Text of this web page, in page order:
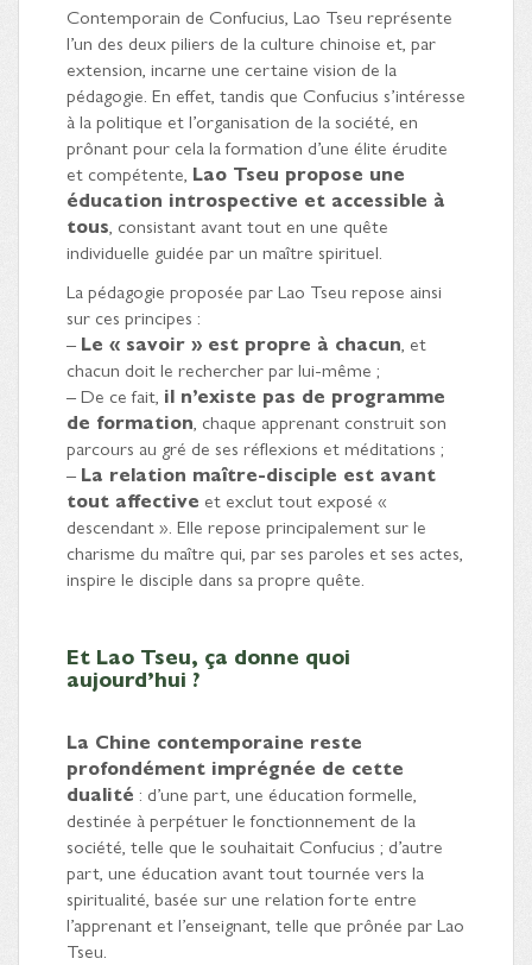
Contemporain de Confucius, Lao Tseu représente
l’un des deux piliers de la culture chinoise et, par
extension, incarne une certaine vision de la
pédagogie. En effet, tandis que Confucius s’intéresse
à la politique et l’organisation de la société, en
prônant pour cela la formation d’une élite érudite
et compétente, Lao Tseu propose une
éducation introspective et accessible à
tous , consistant avant tout en une quête
individuelle guidée par un maître spirituel.
La pédagogie proposée par Lao Tseu repose ainsi
sur ces principes :
– Le « savoir » est propre à chacun , et
chacun doit le rechercher par lui-même ;
– De ce fait, il n’existe pas de programme
de formation , chaque apprenant construit son
parcours au gré de ses réflexions et méditations ;
– La relation maître-disciple est avant
tout affective et exclut tout exposé «
descendant ». Elle repose principalement sur le
charisme du maître qui, par ses paroles et ses actes,
inspire le disciple dans sa propre quête.
Et Lao Tseu, ça donne quoi
aujourd’hui ?
La Chine contemporaine reste
profondément imprégnée de cette
dualité : d’une part, une éducation formelle,
destinée à perpétuer le fonctionnement de la
société, telle que le souhaitait Confucius ; d’autre
part, une éducation avant tout tournée vers la
spiritualité, basée sur une relation forte entre
l’apprenant et l’enseignant, telle que prônée par Lao
Tseu.